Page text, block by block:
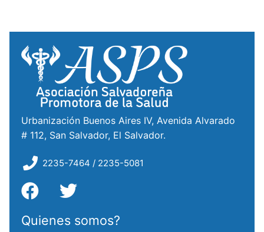
Urbanización Buenos Aires IV, Avenida Alvarado
# 112, San Salvador, El Salvador.
2235-7464 / 2235-5081
Quienes somos?